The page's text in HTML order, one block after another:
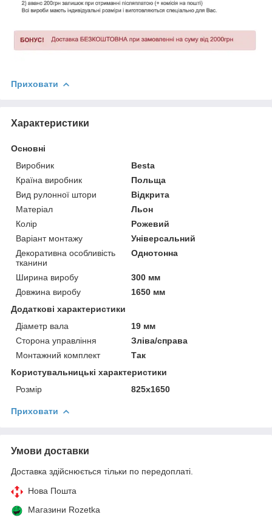
Приховати
Характеристики
Основні
Виробник
Besta
Країна виробник
Польща
Вид рулонної штори
Відкрита
Матеріал
Льон
Колір
Рожевий
Варіант монтажу
Універсальний
Декоративна особливість
тканини
Однотонна
Ширина виробу
300 мм
Довжина виробу
1650 мм
Додаткові характеристики
Діаметр вала
19 мм
Сторона управління
Зліва/справа
Монтажний комплект
Так
Користувальницькі характеристики
Розмір
825х1650
Приховати
Умови доставки
Доставка здійснюється тільки по передоплаті.
Нова Пошта
Магазини Rozetka